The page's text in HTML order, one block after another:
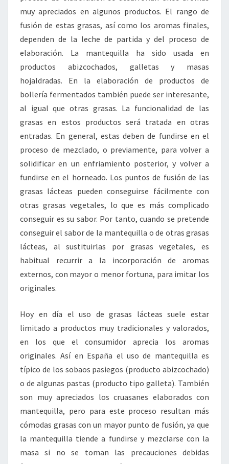
muy apreciados en algunos productos. El rango de
fusión de estas grasas, así como los aromas finales,
dependen de la leche de partida y del proceso de
elaboración. La mantequilla ha sido usada en
productos abizcochados, galletas y masas
hojaldradas. En la elaboración de productos de
bollería fermentados también puede ser interesante,
al igual que otras grasas. La funcionalidad de las
grasas en estos productos será tratada en otras
entradas. En general, estas deben de fundirse en el
proceso de mezclado, o previamente, para volver a
solidificar en un enfriamiento posterior, y volver a
fundirse en el horneado. Los puntos de fusión de las
grasas lácteas pueden conseguirse fácilmente con
otras grasas vegetales, lo que es más complicado
conseguir es su sabor. Por tanto, cuando se pretende
conseguir el sabor de la mantequilla o de otras grasas
lácteas, al sustituirlas por grasas vegetales, es
habitual recurrir a la incorporación de aromas
externos, con mayor o menor fortuna, para imitar los
originales.
Hoy en día el uso de grasas lácteas suele estar
limitado a productos muy tradicionales y valorados,
en los que el consumidor aprecia los aromas
originales. Así en España el uso de mantequilla es
típico de los sobaos pasiegos (producto abizcochado)
o de algunas pastas (producto tipo galleta). También
son muy apreciados los cruasanes elaborados con
mantequilla, pero para este proceso resultan más
cómodas grasas con un mayor punto de fusión, ya que
la mantequilla tiende a fundirse y mezclarse con la
masa si no se toman las precauciones debidas